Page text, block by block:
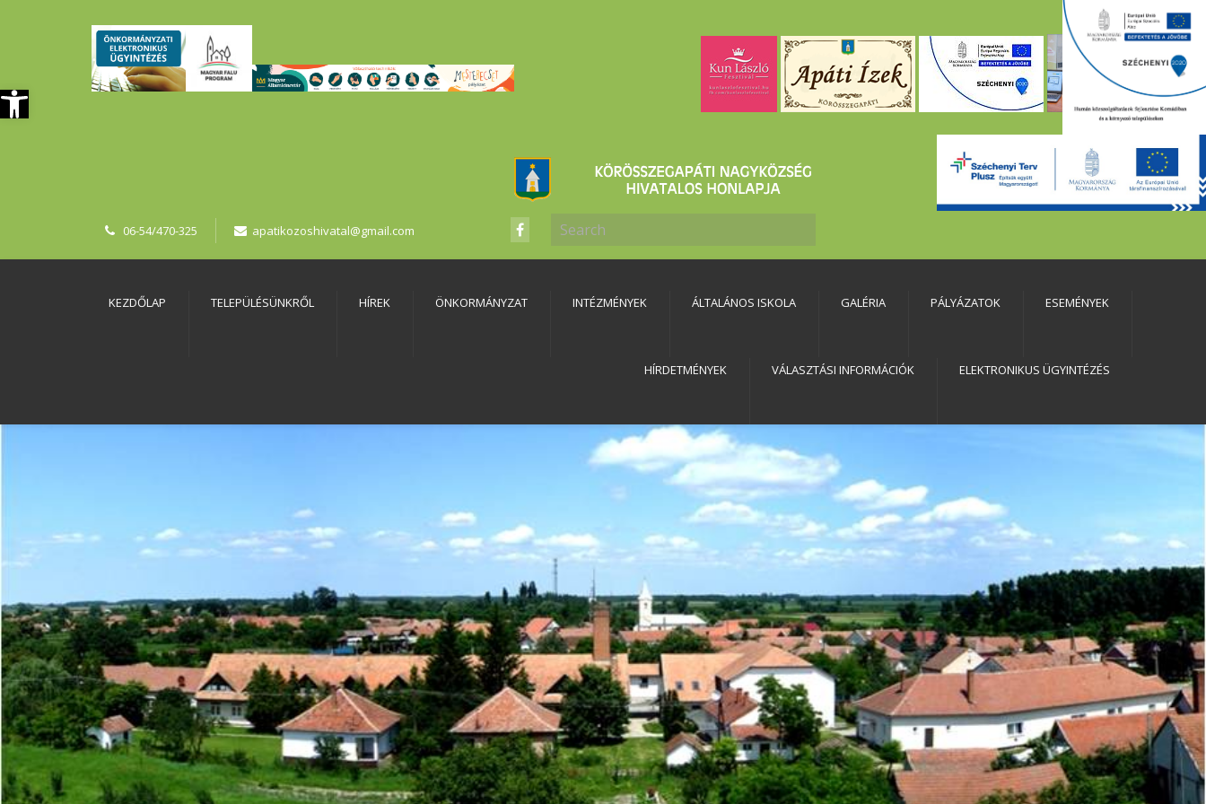
Eszköztár megnyitása
06-54/470-325 apatikozoshivatal@gmail.com
KEZDŐLAP TELEPÜLÉSÜNKRŐL HÍREK ÖNKORMÁNYZAT INTÉZMÉNYEK ÁLTALÁNOS ISKOLA GALÉRIA PÁLYÁZATOK ESEMÉNYEK
HÍRDETMÉNYEK VÁLASZTÁSI INFORMÁCIÓK ELEKTRONIKUS ÜGYINTÉZÉS